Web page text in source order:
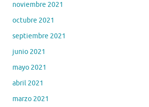
noviembre 2021
octubre 2021
septiembre 2021
junio 2021
mayo 2021
abril 2021
marzo 2021